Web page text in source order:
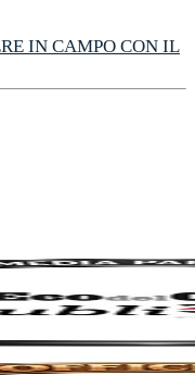
IN CAMPO CON IL